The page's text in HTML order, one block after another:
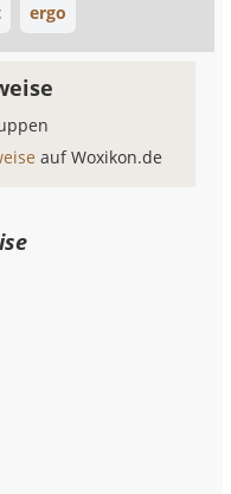
ergo
auf Woxikon.de